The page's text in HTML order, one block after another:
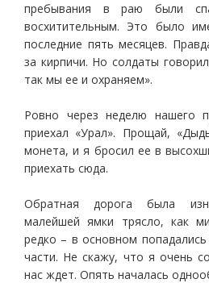
пребывания в раю были
восхитительным. Это было
последние пять месяцев.
за кирпичи. Но солдаты
так мы ее и охраняем».
Ровно через неделю нашего
приехал «Урал». Прощай,
монета, и я бросил ее в
приехать сюда.
Обратная дорога была
малейшей ямки трясло, как
редко – в основном
части. Не скажу, что я очень
нас ждет. Опять началась